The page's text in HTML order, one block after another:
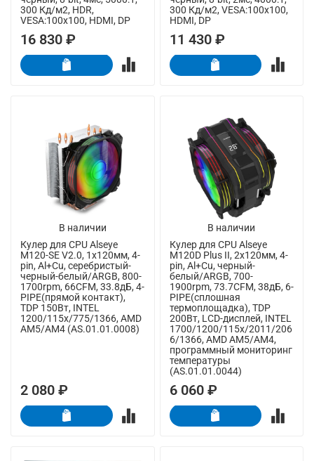
300 Кд/м2, HDR,
VESA:100x100, HDMI, DP
16 830 ₽
300 Кд/м2, VESA:100x100,
HDMI, DP
11 430 ₽
В наличии
Кулер для CPU Alseye
M120-SE V2.0, 1х120мм, 4-
pin, Al+Cu, серебристый-
черный-белый/ARGB, 800-
1700rpm, 66CFM, 33.8дБ, 4-
PIPE(прямой контакт),
TDP 150Вт, INTEL
1200/115x/775/1366, AMD
AM5/AM4 (AS.01.01.0008)
2 080 ₽
В наличии
Кулер для CPU Alseye
M120D Plus II, 2х120мм, 4-
pin, Al+Cu, черный-
белый/ARGB, 700-
1900rpm, 73.7CFM, 38дБ, 6-
PIPE(сплошная
термоплощадка), TDP
200Вт, LCD-дисплей, INTEL
1700/1200/115x/2011/206
6/1366, AMD AM5/AM4,
программный мониторинг
температуры
(AS.01.01.0044)
6 060 ₽